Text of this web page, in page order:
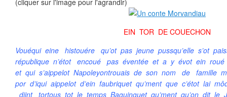
(cliquer sur l'image pour l'agrandir)
EIN TOR DE COUECHON
Vouéqui eine histouére qu’ot pas jeune pussqu’elle s’ot
république n’étot encoué pas éventée et a y évot ein roué
et qui s’aippelot Napoleyontrouais de son nom de famille
por d’iqui aippelot d’ein faubriquet qu’ment que c’étot lai
diint tortous tot le temps Baguinguet qu’ment qu’on dit